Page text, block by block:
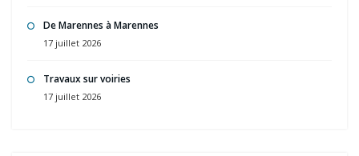
De Marennes à Marennes
17 juillet 2026
Travaux sur voiries
17 juillet 2026